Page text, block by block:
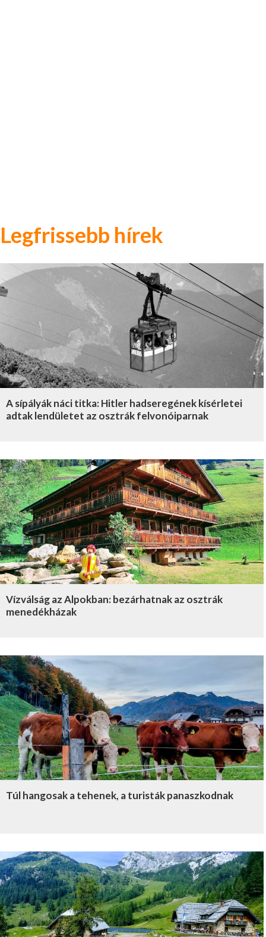
Legfrissebb hírek
A sípályák náci titka: Hitler hadseregének kísérletei
adtak lendületet az osztrák felvonóiparnak
Vízválság az Alpokban: bezárhatnak az osztrák
menedékházak
Túl hangosak a tehenek, a turisták panaszkodnak